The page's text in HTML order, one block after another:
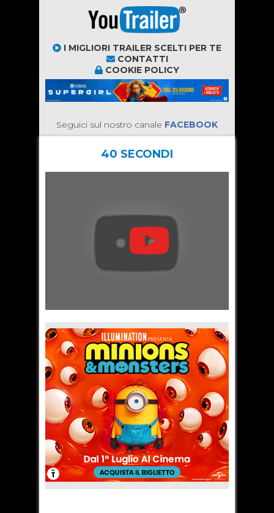
I MIGLIORI TRAILER SCELTI PER TE
CONTATTI
COOKIE POLICY
Seguici sul nostro canale FACEBOOK
40 SECONDI